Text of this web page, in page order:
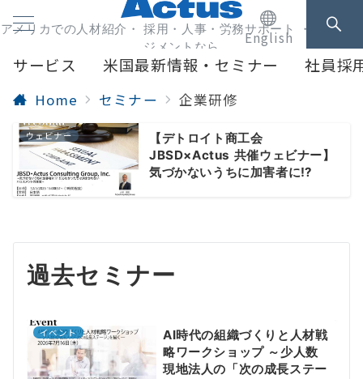
アメリカでの人材紹介・ 採用・人事・労務サポート ・人事マネ
ジメントなら
English
サービス 米国最新情報・セミナー 社員採
Home セミナー 企業研修
ウェビナー
【デトロイト商工会
JBSD×Actus 共催ウェビナー】
気づかないうちに加害者に⁉
過去セミナー
イベント
AI時代の組織づくりと人材戦
略ワークショップ ～少人数
現地法人の「次の成長ステー